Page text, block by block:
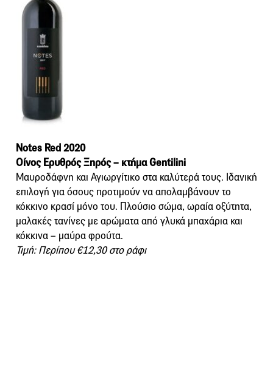
Notes Red 2020
Οίνος Ερυθρός Ξηρός – κτήμα Gentilini
Μαυροδάφνη και Αγιωργίτικο στα καλύτερά τους. Ιδανική
επιλογή για όσους προτιμούν να απολαμβάνουν το
κόκκινο κρασί μόνο του. Πλούσιο σώμα, ωραία οξύτητα,
μαλακές τανίνες με αρώματα από γλυκά μπαχάρια και
κόκκινα – μαύρα φρούτα.
Τιμή: Περίπου €12,30 στο ράφι